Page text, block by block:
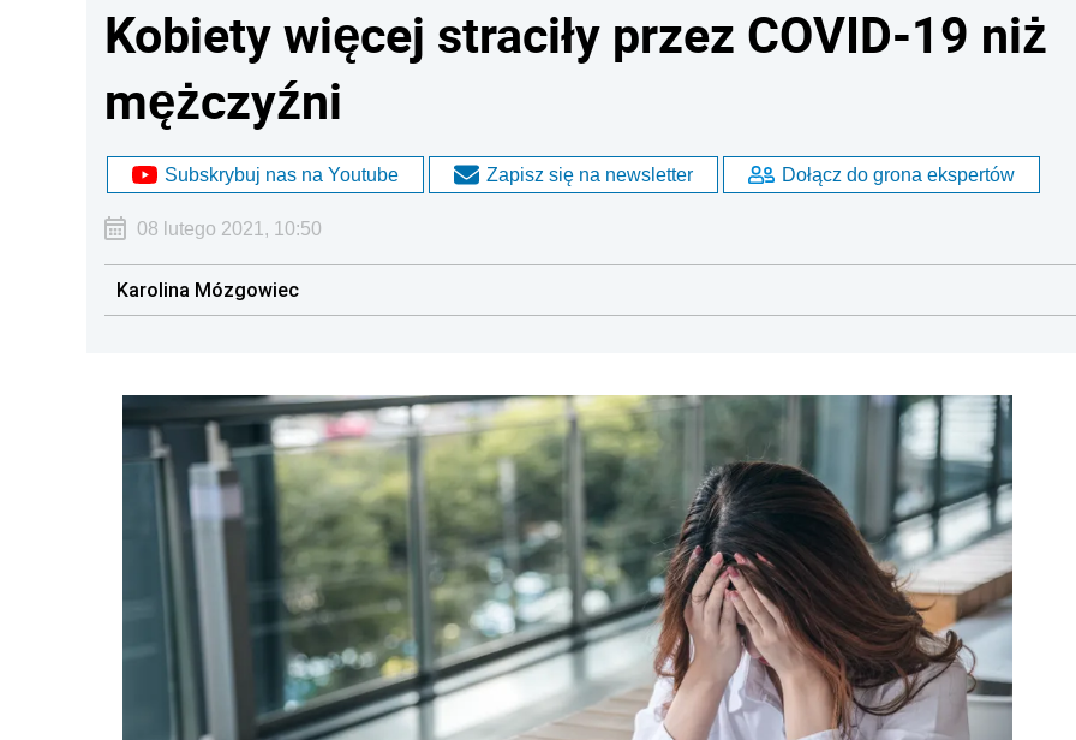
Kobiety więcej straciły przez COVID-19 niż
mężczyźni
Subskrybuj nas na Youtube Zapisz się na newsletter Dołącz do grona ekspertów
08 lutego 2021, 10:50
Karolina Mózgowiec